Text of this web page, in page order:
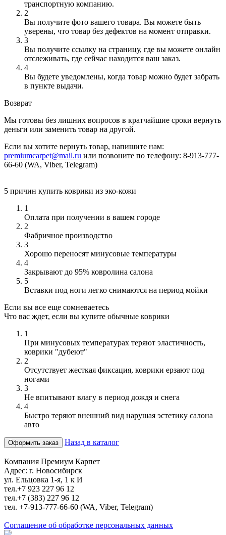
транспортную компанию.
2
Вы получите фото вашего товара. Вы можете быть
уверены, что товар без дефектов на момент отправки.
3
Вы получите ссылку на страницу, где вы можете онлайн
отслеживать, где сейчас находится ваш заказ.
4
Вы будете уведомлены, когда товар можно будет забрать
в пункте выдачи.
Возврат
Мы готовы без лишних вопросов в кратчайшие сроки вернуть
деньги или заменить товар на другой.
Если вы хотите вернуть товар, напишите нам:
premiumcarpet@mail.ru или позвоните по телефону: 8-913-777-
66-60 (WA, Viber, Telegram)
5 причин купить коврики из эко-кожи
1
Оплата при получении в вашем городе
2
Фабричное производство
3
Хорошо переносят минусовые температуры
4
Закрывают до 95% ковролина салона
5
Вставки под ноги легко снимаются на период мойки
Если вы все еще сомневаетесь
Что вас ждет, если вы купите обычные коврики
1
При минусовых температурах теряют эластичность,
коврики "дубеют"
2
Отсутствует жесткая фиксация, коврики ерзают под
ногами
3
Не впитывают влагу в период дождя и снега
4
Быстро теряют внешний вид нарушая эстетику салона
авто
Оформить заказ Назад в каталог
Компания Премиум Карпет
Адрес: г. Новосибирск
ул. Ельцовка 1-я, 1 к И
тел.+7 923 227 96 12
тел.+7 (383) 227 96 12
тел. +7-913-777-66-60 (WA, Viber, Telegram)
Соглашение об обработке персональных данных